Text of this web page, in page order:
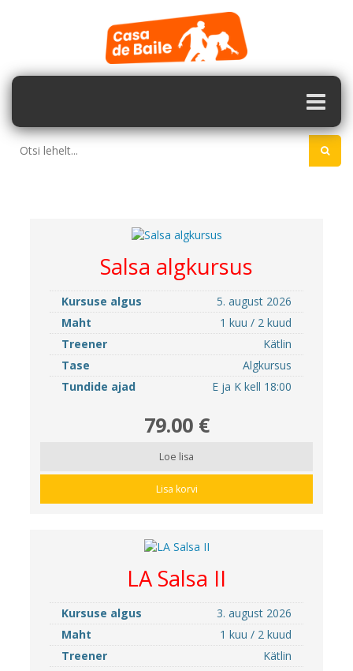
Salsa algkursus
Kursuse algus
5. august 2026
Maht
1 kuu / 2 kuud
Treener
Kätlin
Tase
Algkursus
Tundide ajad
E ja K kell 18:00
79.00 €
Loe lisa
Lisa korvi
LA Salsa II
Kursuse algus
3. august 2026
Maht
1 kuu / 2 kuud
Treener
Kätlin